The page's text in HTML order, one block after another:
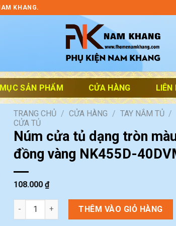
KHANG.
SẢN PHẨM CỬA HÀNG LIÊN
TRANG CHỦ / CỬA HÀNG / TAY NẮM TỦ /
CỬA TỦ
Núm cửa tủ dạng tròn
đồng vàng NK455D-
108.000₫
Núm cửa tủ dạng tròn màu đồng vàng NK455D-
THÊM VÀO GIỎ HÀNG